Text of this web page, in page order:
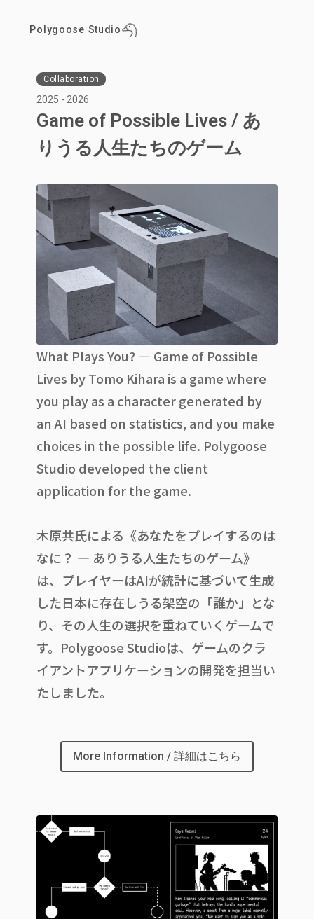
Polygoose Studio
Collaboration
2025 - 2026
Game of Possible Lives / あ
りうる人生たちのゲーム
What Plays You? — Game of Possible
Lives by Tomo Kihara is a game where
you play as a character generated by
an AI based on statistics, and you make
choices in the possible life. Polygoose
Studio developed the client
application for the game.
木原共氏による《あなたをプレイするのは
なに？ — ありうる人生たちのゲーム》
は、プレイヤーはAIが統計に基づいて生成
した日本に存在しうる架空の「誰か」とな
り、その人生の選択を重ねていくゲームで
す。Polygoose Studioは、ゲームのクラ
イアントアプリケーションの開発を担当い
たしました。
More Information / 詳細はこちら